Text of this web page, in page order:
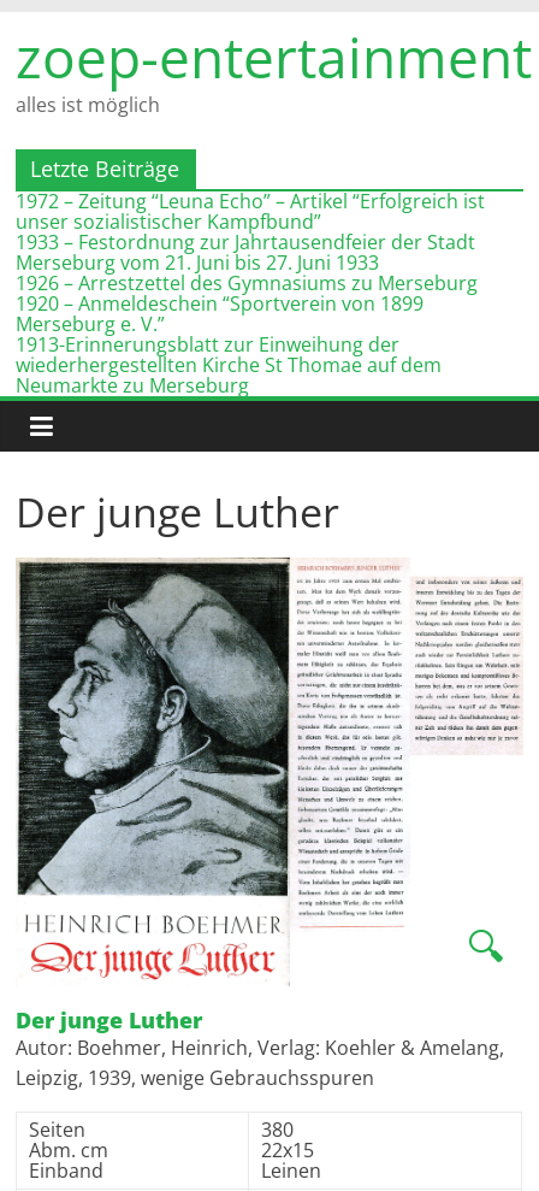
Inhalt
springen
zoep-entertainment
alles ist möglich
Letzte Beiträge
1972 – Zeitung “Leuna Echo” – Artikel “Erfolgreich ist
unser sozialistischer Kampfbund”
1933 – Festordnung zur Jahrtausendfeier der Stadt
Merseburg vom 21. Juni bis 27. Juni 1933
1926 – Arrestzettel des Gymnasiums zu Merseburg
1920 – Anmeldeschein “Sportverein von 1899
Merseburg e. V.”
1913-Erinnerungsblatt zur Einweihung der
wiederhergestellten Kirche St Thomae auf dem
Neumarkte zu Merseburg
Der junge Luther
🔍
Der junge Luther
Autor: Boehmer, Heinrich, Verlag: Koehler & Amelang,
Leipzig, 1939, wenige Gebrauchsspuren
Seiten
Abm. cm
Einband
380
22x15
Leinen